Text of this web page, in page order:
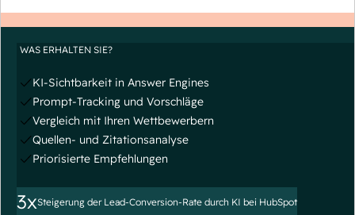
WAS ERHALTEN SIE?
KI-Sichtbarkeit in Answer Engines
Prompt-Tracking und Vorschläge
Vergleich mit Ihren Wettbewerbern
Quellen- und Zitationsanalyse
Priorisierte Empfehlungen
3xSteigerung der Lead-Conversion-Rate durch KI bei HubSpot